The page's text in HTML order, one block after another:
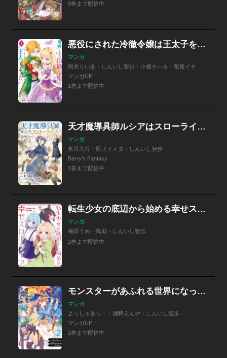
9巻まで配信中
悪役にされた冷徹令嬢は王太子を守りたい～やり直し人生で我慢をやめたら溺愛され始めた様子～（コミック）
マンガ
阿井りいあ・しんいし智歩・小畑チハル・蓖楼イチ
マンガUP！
1巻まで配信中
天才魔導具師ルシアはスローライフを送りたい！
マンガ
永月六片・藍上イオタ・しんいし智歩
Berry’s Fantasy
1巻まで配信中
転生少女の底辺から始める幸せスローライフ
マンガ
梅原うめ・鳥助・しんいし智歩
2巻まで配信中
モンスターがあふれる世界になったけど、頼れる猫がいるから大丈夫です
マンガ
よっしゃあっ！・浦稀えんや・しんいし智歩
マンガUP！
2巻まで配信中